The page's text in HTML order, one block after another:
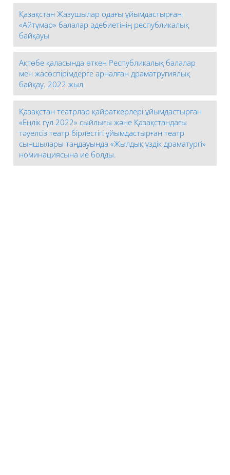
Қазақстан Жазушылар одағы ұйымдастырған
«Айтұмар» балалар әдебиетінің республикалық
байқауы
Ақтөбе қаласында өткен Республикалық балалар
мен жасөспірімдерге арналған драматругиялық
байқау. 2022 жыл
Қазақстан театрлар қайраткерлері ұйымдастырған
«Еңлік гүл 2022» сыйлығы және Қазақстандағы
тәуелсіз театр бірлестігі ұйымдастырған театр
сыншылары таңдауында «Жылдық үздік драматургі»
номинациясына ие болды.